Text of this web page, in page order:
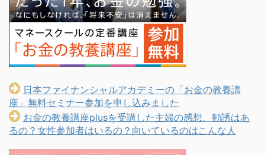
日本ファイナンシャルアカデミーの「お金の教養講
座」無料セミナー参加を申し込みました
お金の教養講座plusを受講した主婦の感想、勧誘はあ
るの？女性参加者はいるの？向いているのはこんな人